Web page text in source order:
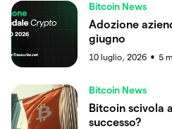
Bitcoin News
Adozione
giugno
10 luglio, 2026 ● 5
Bitcoin News
Bitcoin scivola
successo?